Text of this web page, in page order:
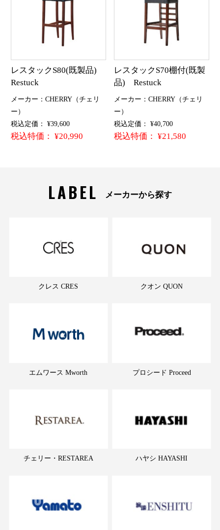
レスタックS80(既製品)
Restuck
メーカー：CHERRY（チェリ
ー）
税込定価： ¥39,600
税込特価： ¥20,990
レスタックS70棚付(既製
品) Restuck
メーカー：CHERRY（チェリ
ー）
税込定価： ¥40,700
税込特価： ¥21,580
LABEL メーカーから探す
クレス CRES クオン QUON
エムワース Mworth プロシード Proceed
チェリー・RESTAREA ハヤシ HAYASHI